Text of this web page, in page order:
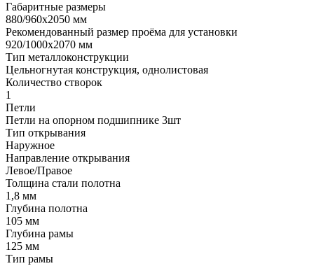
Габаритные размеры
880/960х2050 мм
Рекомендованный размер проёма для установки
920/1000х2070 мм
Тип металлоконструкции
Цельногнутая конструкция, однолистовая
Количество створок
1
Петли
Петли на опорном подшипнике 3шт
Тип открывания
Наружное
Направление открывания
Левое/Правое
Толщина стали полотна
1,8 мм
Глубина полотна
105 мм
Глубина рамы
125 мм
Тип рамы